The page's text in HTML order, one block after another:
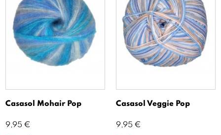
Casasol Mohair Pop
Precio
9,95 €
Casasol Veggie Pop
Precio
9,95 €